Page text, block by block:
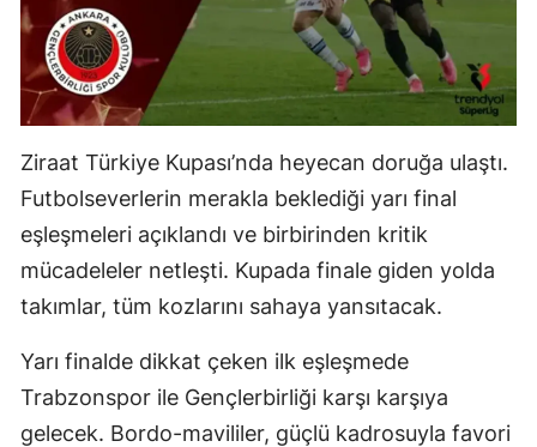
Ziraat Türkiye Kupası’nda heyecan doruğa ulaştı.
Futbolseverlerin merakla beklediği yarı final
eşleşmeleri açıklandı ve birbirinden kritik
mücadeleler netleşti. Kupada finale giden yolda
takımlar, tüm kozlarını sahaya yansıtacak.
Yarı finalde dikkat çeken ilk eşleşmede
Trabzonspor ile Gençlerbirliği karşı karşıya
gelecek. Bordo-mavililer, güçlü kadrosuyla favori